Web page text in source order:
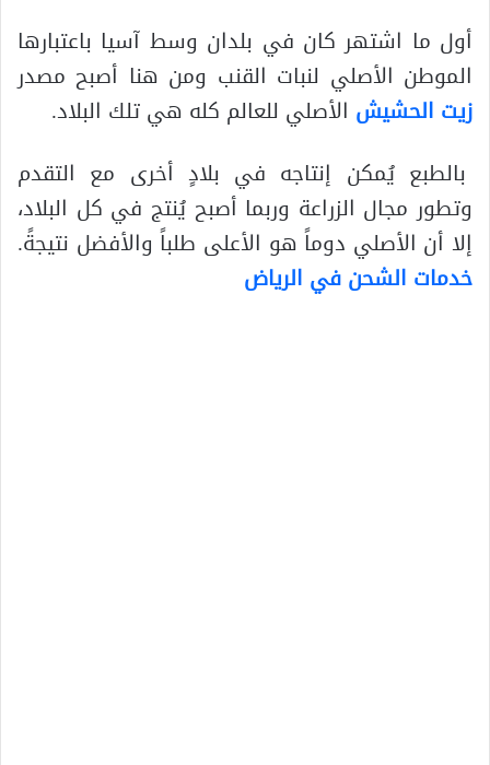
أول ما اشتهر كان في بلدان وسط آسيا باعتبارها
الموطن الأصلي لنبات القنب ومن هنا أصبح مصدر
زيت الحشيش الأصلي للعالم كله هي تلك البلاد.
بالطبع يُمكن إنتاجه في بلادٍ أخرى مع التقدم
وتطور مجال الزراعة وربما أصبح يُنتج في كل البلاد،
إلا أن الأصلي دوماً هو الأعلى طلباً والأفضل نتيجةً.
خدمات الشحن في الرياض